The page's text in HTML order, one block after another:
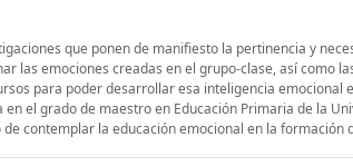
que ponen de manifiesto la pertinencia y
las emociones creadas en el grupo-clase, así como
para poder desarrollar esa inteligencia
el grado de maestro en Educación Primaria de la
de contemplar la educación emocional en la